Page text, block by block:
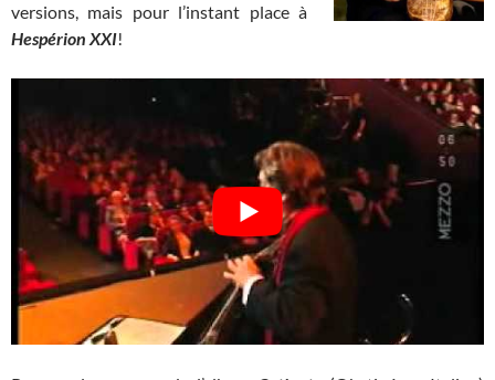
versions, mais pour l’instant place à
Hespérion XXI!